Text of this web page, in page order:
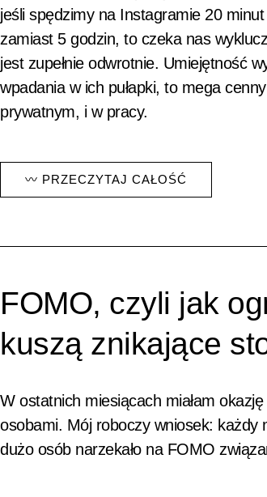
jeśli spędzimy na Instagramie 20
zamiast 5 godzin, to czeka nas
jest zupełnie odwrotnie. Umiejętność
wpadania w ich pułapki, to mega
prywatnym, i w pracy.
〰 PRZECZYTAJ CAŁOŚĆ
FOMO, czyli jak
kuszą znikające
W ostatnich miesiącach miałam
osobami. Mój roboczy wniosek: każdy
dużo osób narzekało na FOMO